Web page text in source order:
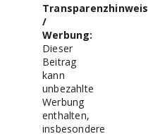
Transparenzhinweis
/
Werbung:
Dieser
Beitrag
kann
unbezahlte
Werbung
enthalten,
insbesondere